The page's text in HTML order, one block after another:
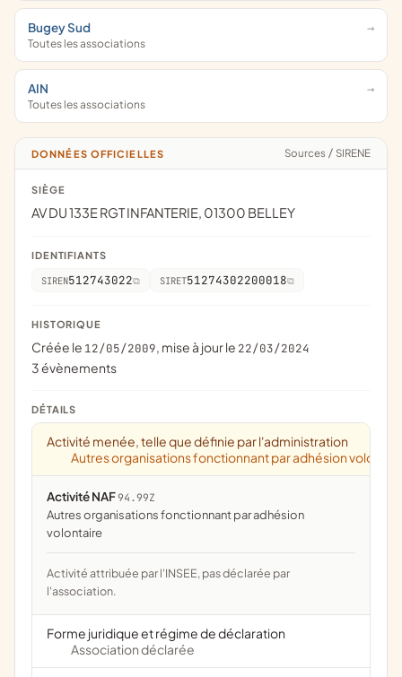
Bugey Sud
Toutes les associations
AIN
Toutes les associations
DONNÉES OFFICIELLES Sources / SIRENE
SIÈGE
AV DU 133E RGT INFANTERIE, 01300 BELLEY
IDENTIFIANTS
SIREN512743022 SIRET51274302200018
HISTORIQUE
Créée le 12/05/2009, mise à jour le 22/03/2024
3 évènements
DÉTAILS
Activité menée, telle que définie par l'administration
Autres organisations fonctionnant par adhésion
Activité NAF94.99Z
Autres organisations fonctionnant par adhésion
volontaire
Activité attribuée par l'INSEE, pas déclarée par
l'association.
Forme juridique et régime de déclaration
Association déclarée